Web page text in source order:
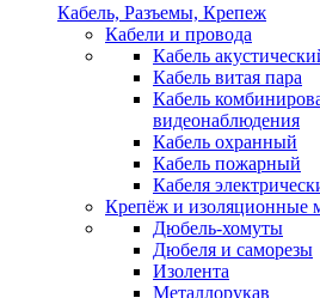
Кабель, Разъемы, Крепеж
Кабели и провода
Кабель
Кабель витая пара
Кабель
видеонаблюдения
Кабель охранный
Кабель пожарный
Кабеля
Крепёж и изоляционные
Дюбель-хомуты
Дюбеля и саморезы
Изолента
Металлорукав